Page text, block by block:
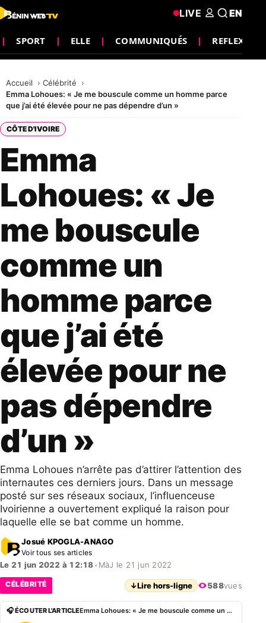
SPORT ELLE COMMUNIQUÉS REFLEXION
LIVE EN
Accueil
Célébrité
Emma Lohoues: « Je me bouscule comme un homme parce
que j’ai été élevée pour ne pas dépendre d’un »
CÔTE D'IVOIRE
Emma
Lohoues: « Je
me bouscule
comme un
homme parce
que j’ai été
élevée pour ne
pas dépendre
d’un »
Emma Lohoues n’arrête pas d’attirer l’attention des
internautes ces derniers jours. Dans un message
posté sur ses réseaux sociaux, l’influenceuse
Ivoirienne a ouvertement expliqué la raison pour
laquelle elle se bat comme un homme.
Josué KPOGLA-ANAGO
Voir tous ses articles
Le 21 jun 2022 à 12:18• MàJ le 21 jun 2022
CÉLÉBRITÉ ↓Lire hors-ligne 588vues
🎧 ÉCOUTER L'ARTICLE Emma Lohoues: « Je me bouscule comme un homme parce que j’ai été élevée pour ne pas dépendre d’un »